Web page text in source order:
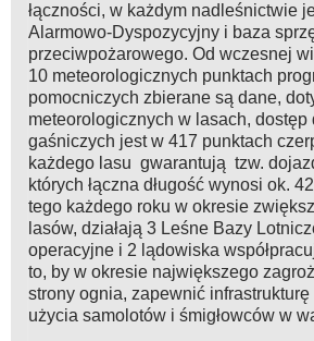
łączności, w każdym nadleśnictwie
Alarmowo-Dyspozycyjny i baza
przeciwpożarowego. Od wczesnej
10 meteorologicznych punktach
pomocniczych zbierane są dane,
meteorologicznych w lasach,
gaśniczych jest w 417 punktach
każdego lasu gwarantują tzw.
których łączna długość wynosi ok.
tego każdego roku w okresie
lasów, działają 3 Leśne Bazy
operacyjne i 2 lądowiska
to, by w okresie największego
strony ognia, zapewnić
użycia samolotów i śmigłowców w